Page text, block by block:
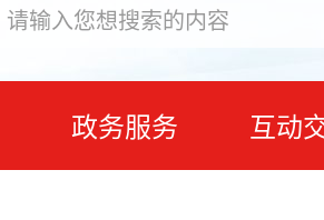
政务服务 互动